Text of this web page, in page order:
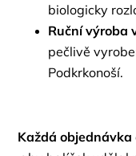
biologicky
Ruční výroba
pečlivě
Podkrkonoší.
Každá objednávka